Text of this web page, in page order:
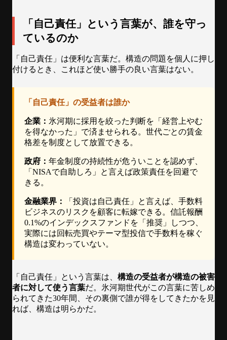
「自己責任」という言葉が、誰を守っ
ているのか
「自己責任」は便利な言葉だ。構造の問題を個人に押し
付けるとき、これほど使い勝手の良い言葉はない。
「自己責任」の受益者は誰か
企業： 氷河期に採用を絞った判断を「経営上やむ
を得なかった」で済ませられる。世代ごとの賃金
格差を制度として放置できる。
政府： 年金制度の持続性が危ういことを認めず、
「NISAで自助しろ」と言えば政策責任を回避で
きる。
金融業界：
「投資は自己責任」と言えば、手数料
ビジネスのリスクを顧客に転嫁できる。信託報酬
0.1%のインデックスファンドを「推奨」しつつ、
実際には回転売買やテーマ型投信で手数料を稼ぐ
構造は変わっていない。
「自己責任」という言葉は、 構造の受益者が構造の被害
者に対して使う言葉だ。氷河期世代がこの言葉に苦しめ
られてきた30年間、その裏側で誰が得をしてきたかを見
れば、構造は明らかだ。